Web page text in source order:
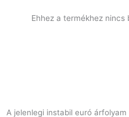
Ehhez a termékhez
A jelenlegi instabil euró